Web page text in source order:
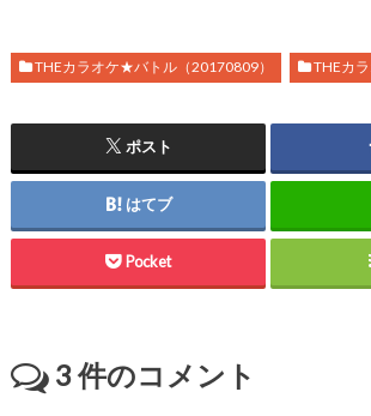
THEカラオケ★バトル（20170809） THEカ
ポスト
はてブ
Pocket
3件のコメント